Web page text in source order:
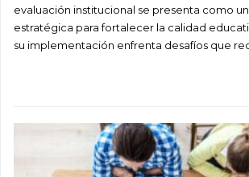
evaluación institucional se presenta como
estratégica para fortalecer la calidad
su implementación enfrenta desafíos que